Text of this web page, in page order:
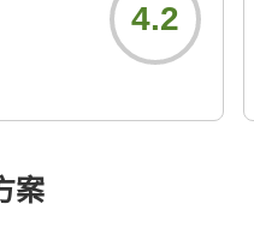
4.2
案